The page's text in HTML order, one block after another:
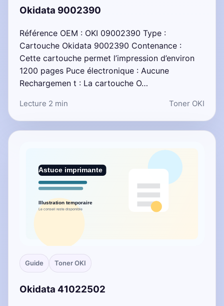
Okidata 9002390
Référence OEM : OKI 09002390 Type :
Cartouche Okidata 9002390 Contenance :
Cette cartouche permet l’impression d’environ
1200 pages Puce électronique : Aucune
Rechargemen t : La cartouche O…
Lecture 2 min Toner OKI
Guide Toner OKI
Okidata 41022502